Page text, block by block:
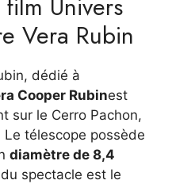
Vera Rubin
dédié à
Cooper Rubinest
sur le Cerro Pachon,
Le télescope possède
diamètre de 8,4
spectacle est le